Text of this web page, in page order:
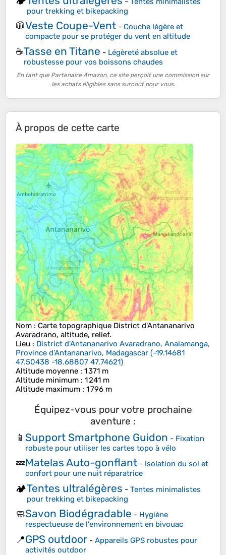
pour trekking et bikepacking
🧥Veste Coupe-Vent - Couche légère et
compacte pour se protéger du vent en altitude
☕Tasse en Titane - Légèreté absolue et
robustesse pour vos boissons chaudes
En tant que Partenaire Amazon, ce site perçoit une commission sur
les achats éligibles sans surcoût pour vous.
À propos de cette carte
Nom : Carte topographique District d'Antananarivo
Avaradrano, altitude, relief.
Lieu : District d'Antananarivo Avaradrano, Analamanga,
Province d’Antananarivo, Madagascar (-19.14681
47.50438 -18.68807 47.74621)
Altitude moyenne : 1 371 m
Altitude minimum : 1 241 m
Altitude maximum : 1 796 m
Équipez-vous pour votre prochaine
aventure :
📱 Support Smartphone Guidon - Fixation
robuste pour utiliser les cartes topo à vélo
💤Matelas Auto-gonflant - Isolation du sol et
confort pour une nuit réparatrice
🏕️Tentes ultralégères - Tentes minimalistes
pour trekking et bikepacking
🧼Savon Biodégradable - Hygiène
respectueuse de l'environnement en bivouac
📍GPS outdoor - Appareils GPS robustes pour
activités outdoor